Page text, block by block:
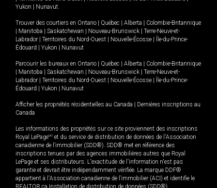
Yukon
Nunavut.
Trouver des courtiers en Ontario Québec Alberta
Colombie-Britannique
Manitoba Saskatchewan Nouveau-Brunswick
Terre-Neuve-et-
Labrador
Territoires du Nord-Ouest Nouvelle-Écosse
Île-du-Prince-
Édouard
Yukon Nunavut
Parcourir les bureaux en Ontario Québec Alberta
Colombie-Britannique
Manitoba Saskatchewan Nouveau-Brunswick
Terre-Neuve-et-
Labrador
Territoires du Nord-Ouest Nouvelle-Écosse
Île-du-Prince-
Édouard
Yukon Nunavut
Afficher les propriétés résidentielles au Canada
Dernières inscriptions au
Canada
Les informations des propriétés sur ce site proviennent des inscriptions
Royal LePageMD et du service de distribution de données de l'Association
canadienne de l’immobilier (SDD®). SDD® met en référence des
inscriptions tenues par des agences immobilières autres que Royal
LePage et ses distributeurs. L'exactitude de l'information n'est pas
garantie et devrait être indépendamment vérifiée. La marque DDF®
appartient à l'Association canadienne de l’immobilier (ACI) et identifie le
REALTOR.ca Installation de distribution de données (SDD®).